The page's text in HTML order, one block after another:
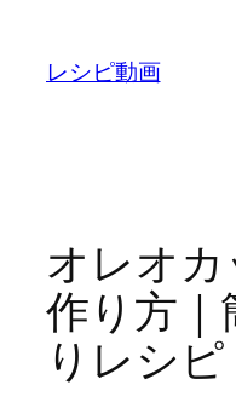
レシピ動画
オレオ
作り方｜
りレシピ